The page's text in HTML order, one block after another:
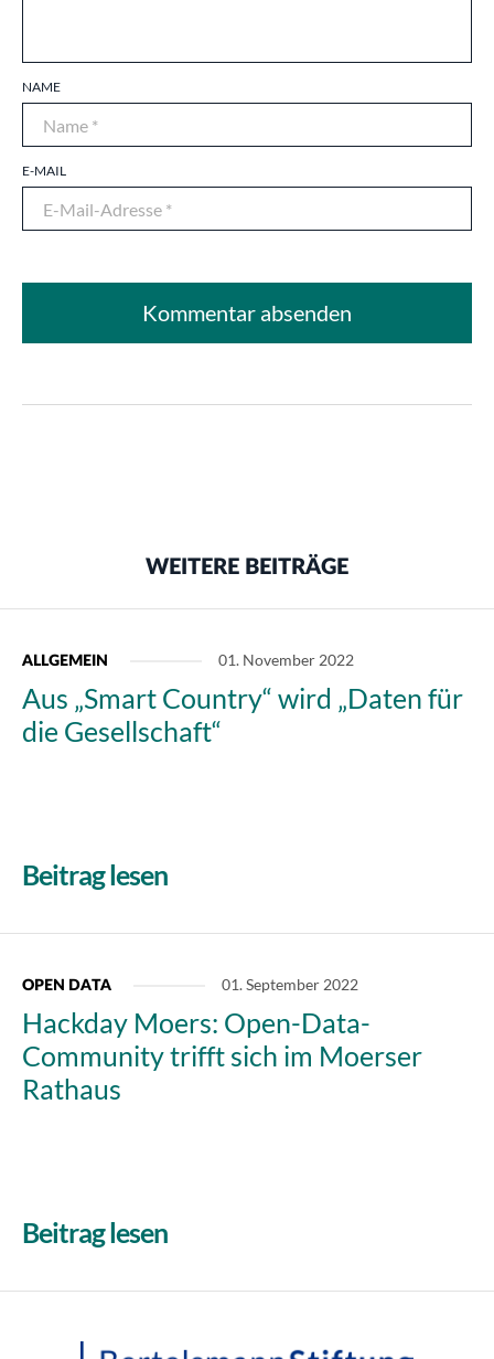
NAME
E-MAIL
WEITERE BEITRÄGE
ALLGEMEIN 01. November 2022
Aus „Smart Country“ wird „Daten für
die Gesellschaft“
Beitrag lesen
OPEN DATA 01. September 2022
Hackday Moers: Open-Data-
Community trifft sich im Moerser
Rathaus
Beitrag lesen